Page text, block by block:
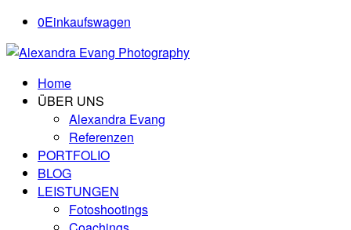
0Einkaufswagen
Home
ÜBER UNS
Alexandra Evang
Referenzen
PORTFOLIO
BLOG
LEISTUNGEN
Fotoshootings